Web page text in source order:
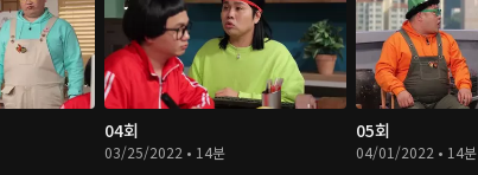
04회
03/25/2022 • 14분
05회
04/01/2022 • 14분